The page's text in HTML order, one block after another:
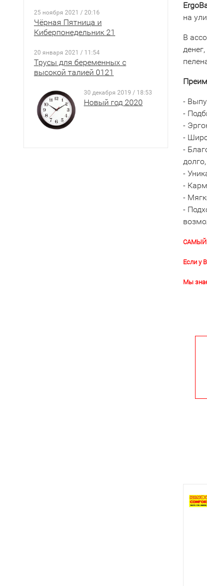
25 ноября 2021 / 20:16
Чёрная Пятница и
Киберпонедельник 21
20 января 2021 / 11:54
Трусы для беременных с
высокой талией 0121
30 декабря 2019 / 18:53
Новый год 2020
на
В
-
-
-
-
-
-
-
-
-
САМЫЙ
Если у
Мы